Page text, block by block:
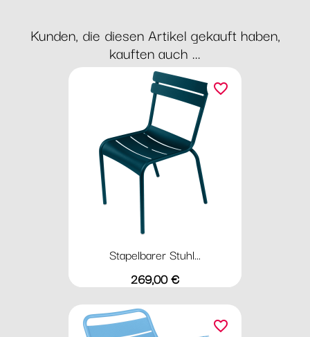
Kunden, die diesen Artikel gekauft haben,
kauften auch ...
Stapelbarer Stuhl...
Preis
269,00 €
favorite_border
favorite_border